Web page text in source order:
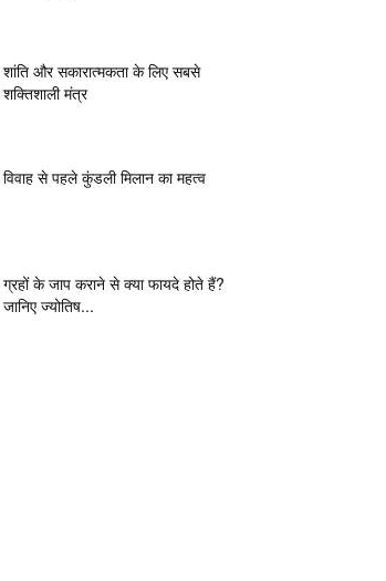
शांति और सकारात्मकता के लिए सबसे
शक्तिशाली मंत्र
विवाह से पहले कुंडली मिलान का महत्व
ग्रहों के जाप कराने से क्या फायदे होते हैं?
जानिए ज्योतिष...